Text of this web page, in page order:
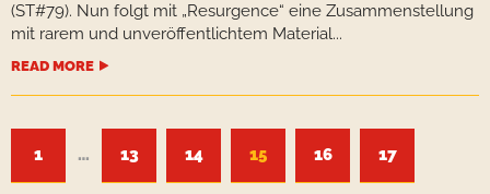
(ST#79). Nun folgt mit „Resurgence“ eine Zusammenstellung
mit rarem und unveröffentlichtem Material...
READ MORE
1 … 13 14 15 16 17